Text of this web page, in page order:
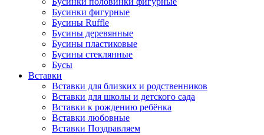
Бусинки фигурные
Бусины Ruffle
Бусины деревянные
Бусины пластиковые
Бусины стеклянные
Бусы
Вставки
Вставки для близких и родственников
Вставки для школы и детского сада
Вставки к рождению ребёнка
Вставки любовные
Вставки Поздравляем